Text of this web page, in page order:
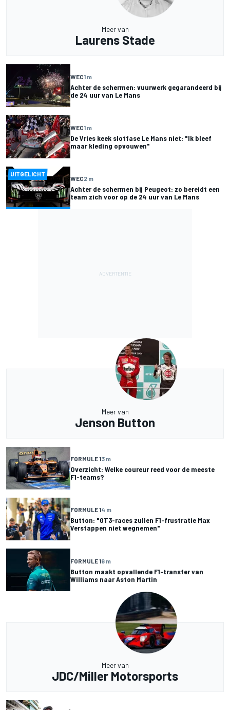
Meer van
Laurens Stade
WEC1 m
Achter de schermen: vuurwerk gegarandeerd bij
de 24 uur van Le Mans
WEC1 m
De Vries keek slotfase Le Mans niet: "Ik bleef
maar kleding opvouwen"
UITGELICHT
WEC2 m
Achter de schermen bij Peugeot: zo bereidt een
team zich voor op de 24 uur van Le Mans
Meer van
Jenson Button
FORMULE 13 m
Overzicht: Welke coureur reed voor de meeste
F1-teams?
FORMULE 14 m
Button: "GT3-races zullen F1-frustratie Max
Verstappen niet wegnemen"
FORMULE 16 m
Button maakt opvallende F1-transfer van
Williams naar Aston Martin
Meer van
JDC/Miller Motorsports